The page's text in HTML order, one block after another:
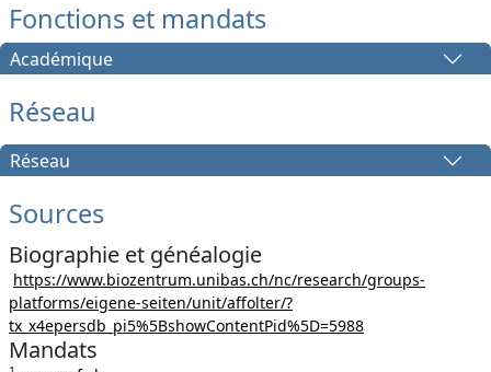
Fonctions et mandats
Académique
Réseau
Réseau
Sources
Biographie et généalogie
https://www.biozentrum.unibas.ch/nc/research/groups-
platforms/eigene-seiten/unit/affolter/?
tx_x4epersdb_pi5%5BshowContentPid%5D=5988
Mandats